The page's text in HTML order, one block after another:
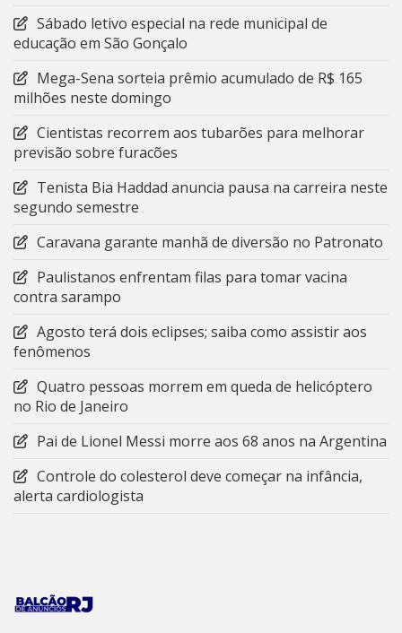
Sábado letivo especial na rede municipal de
educação em São Gonçalo
Mega-Sena sorteia prêmio acumulado de R$ 165
milhões neste domingo
Cientistas recorrem aos tubarões para melhorar
previsão sobre furacões
Tenista Bia Haddad anuncia pausa na carreira neste
segundo semestre
Caravana garante manhã de diversão no Patronato
Paulistanos enfrentam filas para tomar vacina
contra sarampo
Agosto terá dois eclipses; saiba como assistir aos
fenômenos
Quatro pessoas morrem em queda de helicóptero
no Rio de Janeiro
Pai de Lionel Messi morre aos 68 anos na Argentina
Controle do colesterol deve começar na infância,
alerta cardiologista